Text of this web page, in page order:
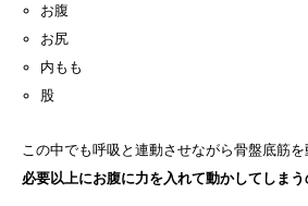
お腹
お尻
内もも
股
この中でも呼吸と連動させながら骨盤底筋を
必要以上にお腹に力を入れて動かしてしまう